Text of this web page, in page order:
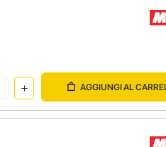
AGGIUNGI AL